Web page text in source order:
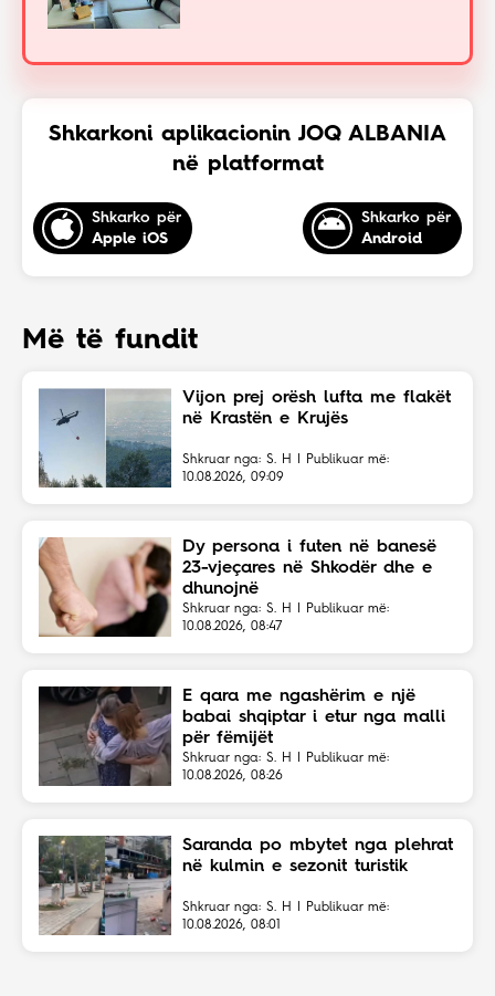
Shkarkoni aplikacionin JOQ ALBANIA
në platformat
Shkarko për
Apple iOS
Shkarko për
Android
Më të fundit
Vijon prej orësh lufta me flakët
në Krastën e Krujës
Shkruar nga: S. H | Publikuar më:
10.08.2026, 09:09
Dy persona i futen në banesë
23-vjeçares në Shkodër dhe e
dhunojnë
Shkruar nga: S. H | Publikuar më:
10.08.2026, 08:47
E qara me ngashërim e një
babai shqiptar i etur nga malli
për fëmijët
Shkruar nga: S. H | Publikuar më:
10.08.2026, 08:26
Saranda po mbytet nga plehrat
në kulmin e sezonit turistik
Shkruar nga: S. H | Publikuar më:
10.08.2026, 08:01